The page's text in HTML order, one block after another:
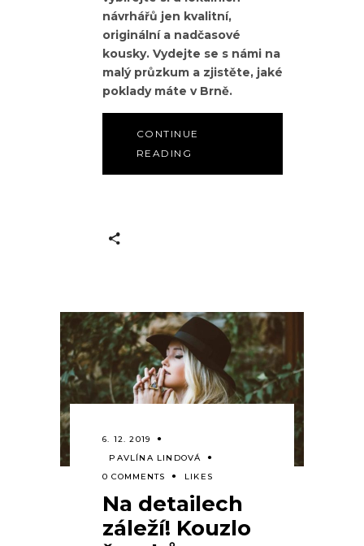
návrhářů jen kvalitní,
originální a nadčasové
kousky. Vydejte se s námi na
malý průzkum a zjistěte, jaké
poklady máte v Brně.
CONTINUE
READING
6. 12. 2019
PAVLÍNA LINDOVÁ
0 COMMENTS
LIKES
Na detailech
záleží! Kouzlo